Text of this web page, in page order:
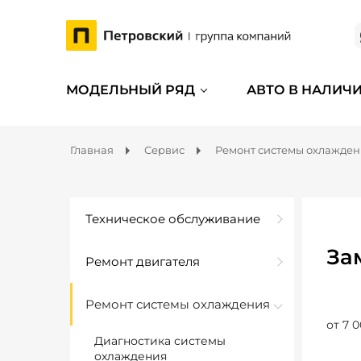
МОДЕЛЬНЫЙ РЯД АВТО В
Главная Сервис Ремонт системы
Техническое обслуживание
Ремонт двигателя
Ремонт системы охлаждения
Диагностика системы
охлаждения
от 7